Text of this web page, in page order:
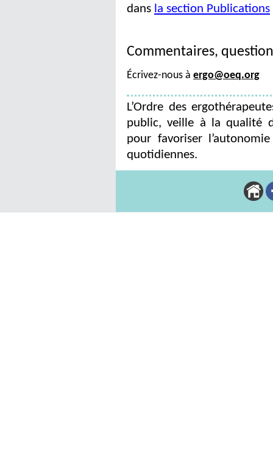
dans la section Publications
Commentaires,
Écrivez-nous à ergo@oeq.org
L’Ordre des
public, veille à la qualité
pour favoriser
quotidiennes.